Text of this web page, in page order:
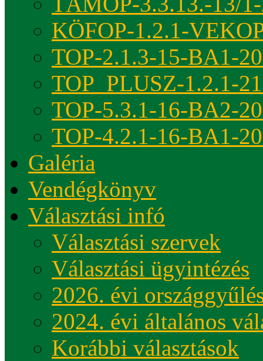
KÖFOP-1.2.1-
TOP-2.1.3-15-BA1-
TOP_PLUSZ-1.2.1-
TOP-5.3.1-16-BA2-
TOP-4.2.1-16-BA1-
Galéria
Vendégkönyv
Választási infó
Választási szervek
Választási ügyintézés
2026. évi
2024. évi általános
Korábbi választások